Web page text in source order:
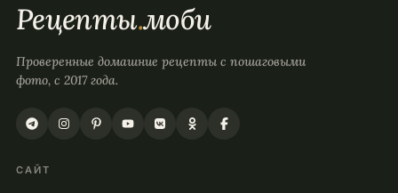
Рецепты.моби
Проверенные домашние рецепты с пошаговыми
фото, с 2017 года.
САЙТ